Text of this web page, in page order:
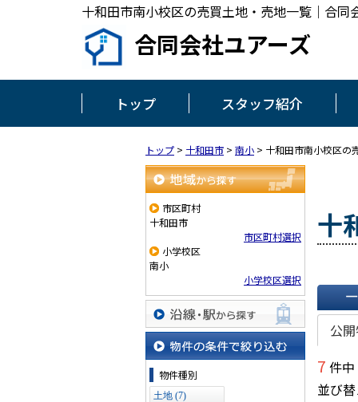
十和田市南小校区の売買土地・売地一覧｜合同
合同会社ユアーズ
トップ スタッフ紹介
トップ > 十和田市 > 南小 > 十和田市南小校区の
地域から探す
市区町村
十和田市
市区町村選択
小学校区
南小
小学校区選択
沿線・駅から探す
物件の条件で絞り込む
物件種別
土地 (7)
十
一覧
公
7 件
並び